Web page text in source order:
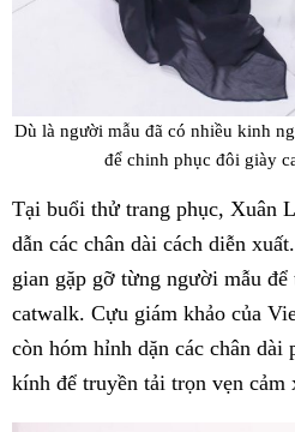
Dù là người mẫu đã có nhiều kinh
để chinh phục đôi giày
Tại buổi thử trang phục, Xuân
dẫn các chân dài cách diễn
gian gặp gỡ từng người mẫu
catwalk. Cựu giám khảo của
còn hóm hỉnh dặn các chân dài
kính để truyền tải trọn vẹn cảm